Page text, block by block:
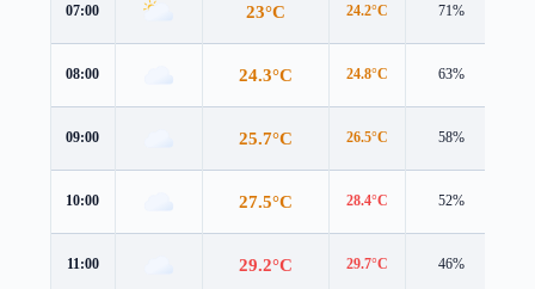
07:00 23°C 24.2°C 71%
08:00 24.3°C 24.8°C 63%
09:00 25.7°C 26.5°C 58%
10:00 27.5°C 28.4°C 52%
11:00 29.2°C 29.7°C 46%